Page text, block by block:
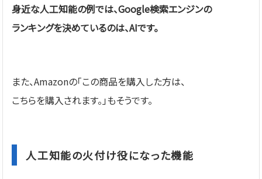
身近な人工知能の例では、Google検索エンジンの
ランキングを決めているのは、AIです。
また、Amazonの「この商品を購入した方は、
こちらを購入されます。」もそうです。
人工知能の火付け役になった機能